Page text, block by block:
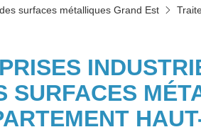
surfaces métalliques Grand Est
SURFACES